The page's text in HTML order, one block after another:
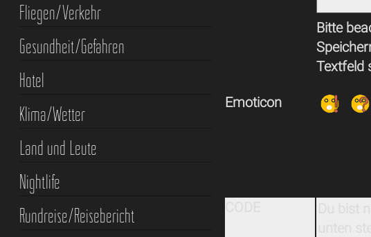
Bitte
Textfeld
Emoticon
Fliegen/Verkehr
Gesundheit/Gefahren
Hotel
Klima/Wetter
Land und Leute
Nightlife
Rundreise/Reisebericht